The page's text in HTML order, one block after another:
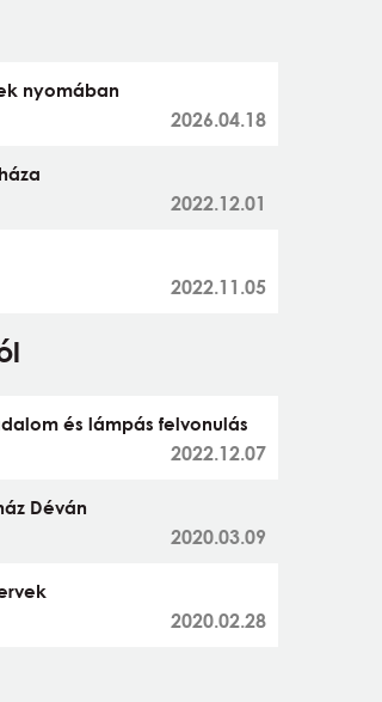
nyomában
2026.04.18
2022.12.01
2022.11.05
és lámpás felvonulás
2022.12.07
Déván
2020.03.09
2020.02.28